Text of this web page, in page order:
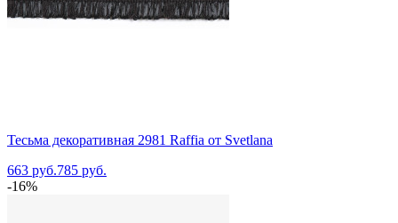
Тесьма декоративная 2981 Raffia от Svetlana
663 руб.785 руб.
-16%